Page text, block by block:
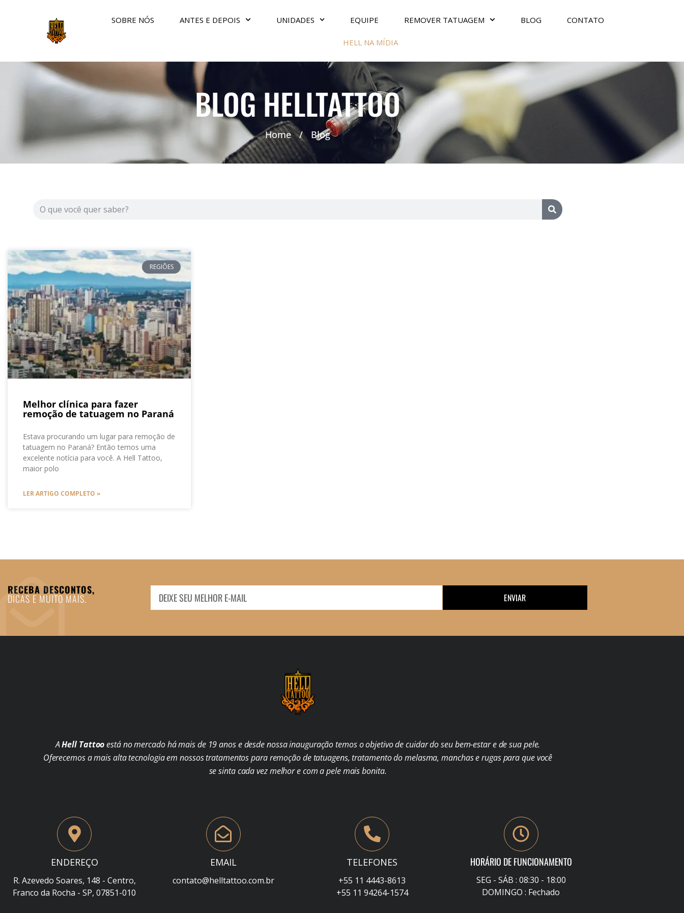
SOBRE NÓS ANTES E DEPOIS UNIDADES EQUIPE REMOVER TATUAGEM BLOG CONTATO
HELL NA MÍDIA
BLOG HELLTATTOO
Home / Blog
REGIÕES
Melhor clínica para fazer
remoção de tatuagem no Paraná
Estava procurando um lugar para remoção de
tatuagem no Paraná? Então temos uma
excelente notícia para você. A Hell Tattoo,
maior polo
LER ARTIGO COMPLETO »
RECEBA DESCONTOS,
DICAS E MUITO MAIS. ENVIAR
AHell Tattooestá no mercado há mais de 19 anos e desde nossa inauguração temos o objetivo de cuidar do seu bem-estar e de sua pele.
Oferecemos a mais alta tecnologia em nossos tratamentos para remoção de tatuagens, tratamento do melasma, manchas e rugas para que você
se sinta cada vez melhor e com a pele mais bonita.
ENDEREÇO
R. Azevedo Soares, 148 - Centro,
Franco da Rocha - SP, 07851-010
EMAIL
contato@helltattoo.com.br
TELEFONES
+55 11 4443-8613
+55 11 94264-1574
HORÁRIO DE FUNCIONAMENTO
SEG - SÁB : 08:30 - 18:00
DOMINGO : Fechado